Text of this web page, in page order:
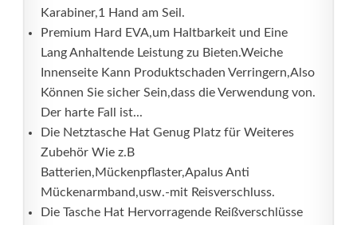
Karabiner,1 Hand am Seil.
Premium Hard EVA,um Haltbarkeit und Eine
Lang Anhaltende Leistung zu Bieten.Weiche
Innenseite Kann Produktschaden Verringern,Also
Können Sie sicher Sein,dass die Verwendung von.
Der harte Fall ist...
Die Netztasche Hat Genug Platz für Weiteres
Zubehör Wie z.B
Batterien,Mückenpflaster,Apalus Anti
Mückenarmband,usw.-mit Reisverschluss.
Die Tasche Hat Hervorragende Reißverschlüsse